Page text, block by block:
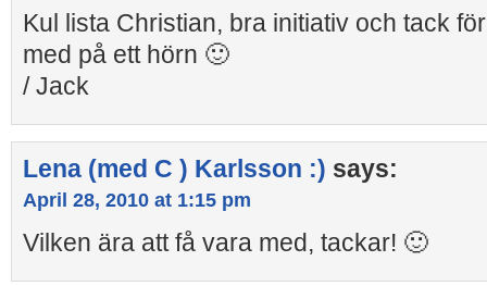
Kul lista Christian, bra initiativ och tack
med på ett hörn 🙂
/ Jack
Lena (med C ) Karlsson :) says:
April 28, 2010 at 1:15 pm
Vilken ära att få vara med, tackar! 🙂